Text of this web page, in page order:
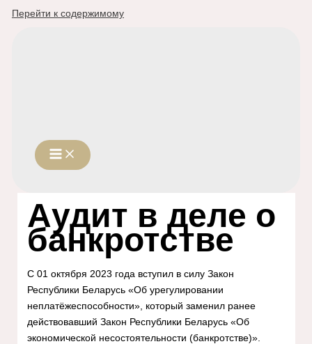
Перейти к содержимому
Аудит в деле о
банкротстве
С 01 октября 2023 года вступил в силу Закон
Республики Беларусь «Об урегулировании
неплатёжеспособности», который заменил ранее
действовавший Закон Республики Беларусь «Об
экономической несостоятельности (банкротстве)».